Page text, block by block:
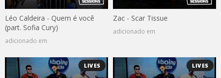
Léo Caldeira - Quem é você
(part. Sofia Cury)
adicionado em
Zac - Scar Tissue
adicionado em
LIVES LIVES